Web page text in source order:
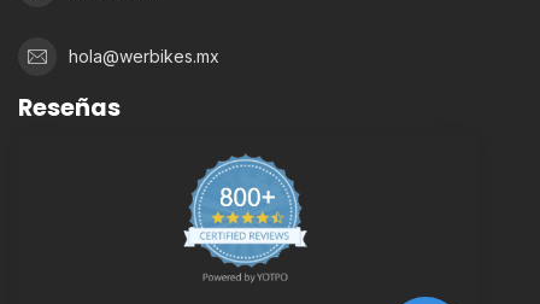
hola@werbikes.mx
Reseñas